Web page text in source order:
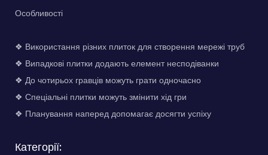
Особливості
❖ Використання різних плиток для створення мережі труб
❖ Випадкові плитки додають елемент несподіванки
❖ До чотирьох гравців можуть грати одночасно
❖ Спеціальні плитки можуть змінити хід гри
❖ Планування наперед допомагає досягти успіху
Категорії: